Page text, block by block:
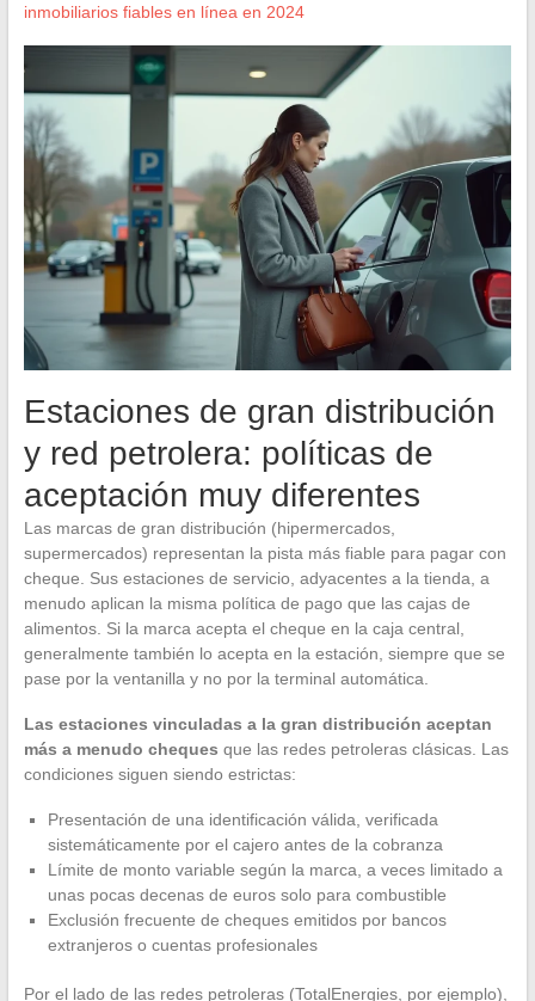
inmobiliarios fiables en línea en 2024
Estaciones de gran distribución
y red petrolera: políticas de
aceptación muy diferentes
Las marcas de gran distribución (hipermercados,
supermercados) representan la pista más fiable para pagar con
cheque. Sus estaciones de servicio, adyacentes a la tienda, a
menudo aplican la misma política de pago que las cajas de
alimentos. Si la marca acepta el cheque en la caja central,
generalmente también lo acepta en la estación, siempre que se
pase por la ventanilla y no por la terminal automática.
Las estaciones vinculadas a la gran distribución aceptan
más a menudo cheques que las redes petroleras clásicas. Las
condiciones siguen siendo estrictas:
Presentación de una identificación válida, verificada
sistemáticamente por el cajero antes de la cobranza
Límite de monto variable según la marca, a veces limitado a
unas pocas decenas de euros solo para combustible
Exclusión frecuente de cheques emitidos por bancos
extranjeros o cuentas profesionales
Por el lado de las redes petroleras (TotalEnergies, por ejemplo),